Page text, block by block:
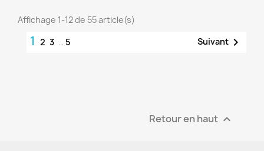
Affichage 1-12 de 55 article(s)
1 2 3 … 5 Suivant 
Retour en haut 